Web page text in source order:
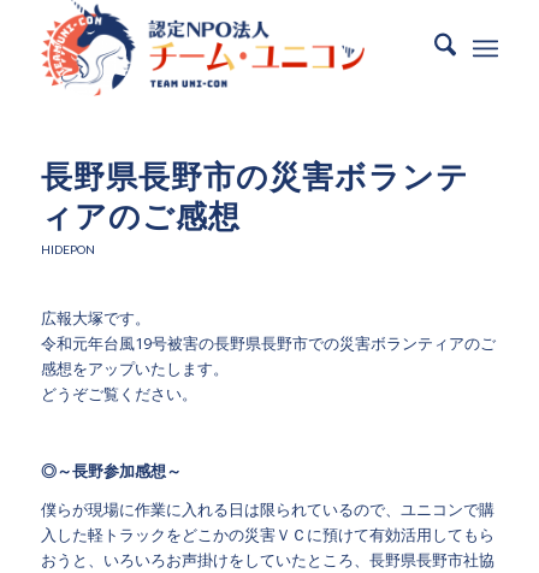
長野県長野市の災害ボランテ
ィアのご感想
HIDEPON
広報大塚です。
令和元年台風19号被害の長野県長野市での災害ボランティアのご
感想をアップいたします。
どうぞご覧ください。
◎～長野参加感想～
僕らが現場に作業に入れる日は限られているので、ユニコンで購
入した軽トラックをどこかの災害ＶＣに預けて有効活用してもら
おうと、いろいろお声掛けをしていたところ、長野県長野市社協